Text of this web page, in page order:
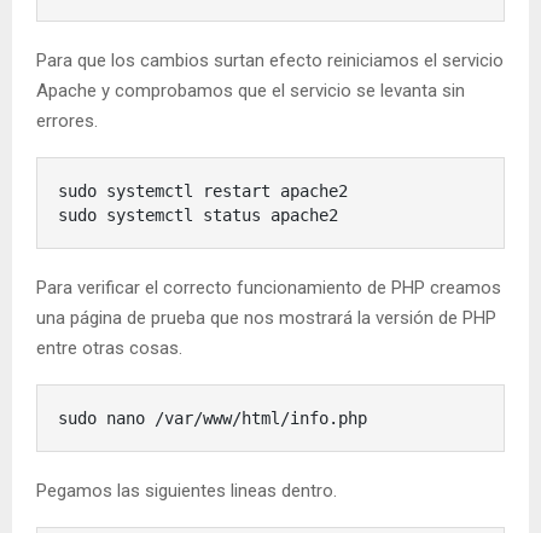
Para que los cambios surtan efecto reiniciamos el servicio
Apache y comprobamos que el servicio se levanta sin
errores.
sudo systemctl restart apache2
sudo systemctl status apache2
Para verificar el correcto funcionamiento de PHP creamos
una página de prueba que nos mostrará la versión de PHP
entre otras cosas.
sudo nano /var/www/html/info.php
Pegamos las siguientes lineas dentro.